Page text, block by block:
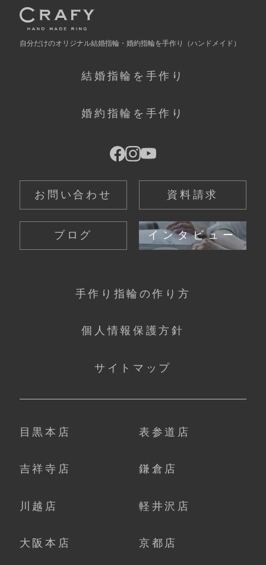
自分だけのオリジナル結婚指輪・婚約指輪を手作り （ハンドメイド）
結婚指輪を手作り
婚約指輪を手作り
お問い合わせ 資料請求
ブログ インタビュー
手作り指輪の作り方
個人情報保護方針
サイトマップ
目黒本店 表参道店
吉祥寺店 鎌倉店
川越店 軽井沢店
大阪本店 京都店